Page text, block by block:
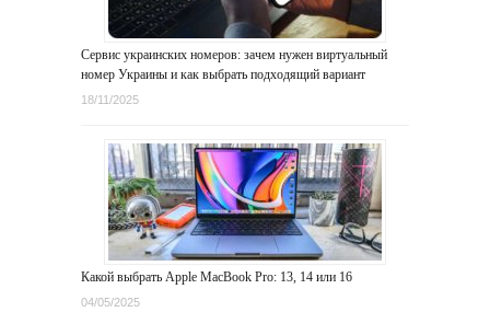
Сервис украинских номеров: зачем нужен виртуальный
номер Украины и как выбрать подходящий вариант
18/11/2025
Какой выбрать Apple MacBook Pro: 13, 14 или 16
04/05/2025